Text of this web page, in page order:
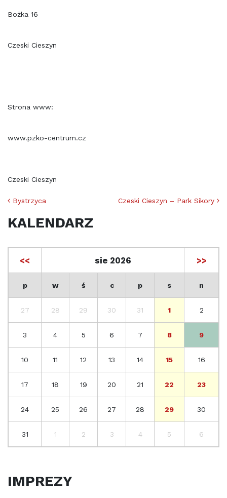
Bożka 16
Czeski Cieszyn
Strona www:
www.pzko-centrum.cz
Czeski Cieszyn
Nawigacja po artykułach
Bystrzyca Czeski Cieszyn – Park Sikory
KALENDARZ
<< sie 2026 >>
p w ś c p s n
27 28 29 30 31 1 2
3 4 5 6 7 8 9
10 11 12 13 14 15 16
17 18 19 20 21 22 23
24 25 26 27 28 29 30
31 1 2 3 4 5 6
IMPREZY